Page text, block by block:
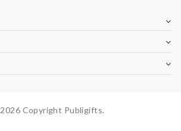
2026 Copyright Publigifts.